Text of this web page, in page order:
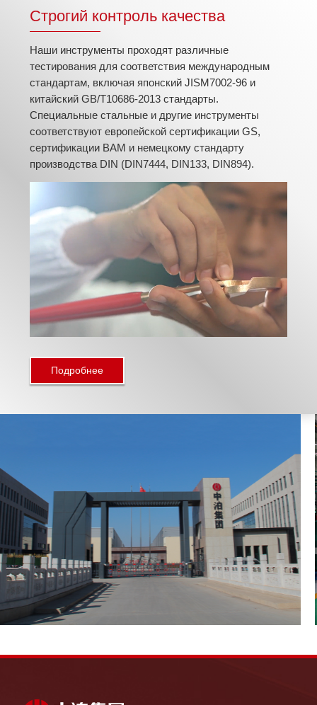
Строгий контроль качества
Наши инструменты проходят различные
тестирования для соответствия международным
стандартам, включая японский JISM7002-96 и
китайский GB/T10686-2013 стандарты.
Специальные стальные и другие инструменты
соответствуют европейской сертификации GS,
сертификации BAM и немецкому стандарту
производства DIN (DIN7444, DIN133, DIN894).
Подробнее